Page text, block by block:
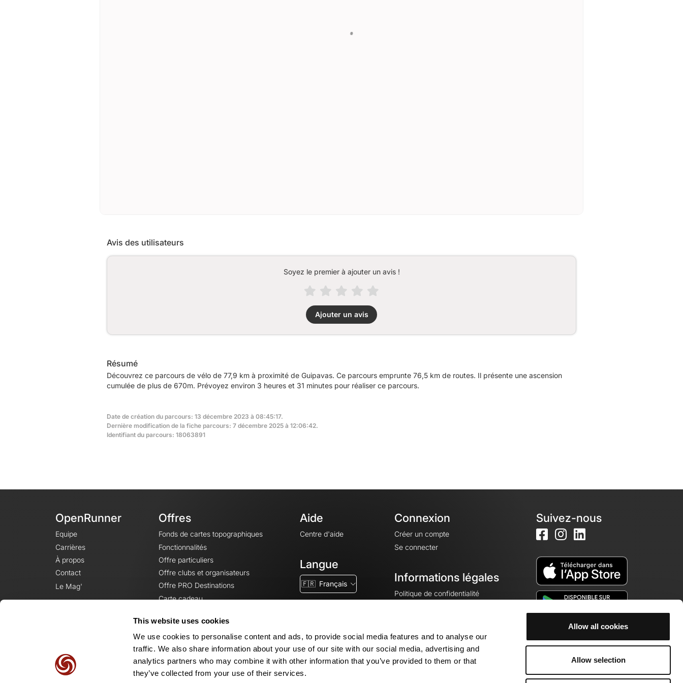
This website uses cookies
We use cookies to personalise content and ads, to provide social media features and to analyse our
traffic. We also share information about your use of our site with our social media, advertising and
analytics partners who may combine it with other information that you’ve provided to them or that
they’ve collected from your use of their services.
Allow all cookies
Allow selection
Avis des utilisateurs
Soyez le premier à ajouter un avis !
Ajouter un avis
Résumé
Découvrez ce parcours de vélo de 77,9 km à proximité de Guipavas. Ce parcours emprunte 76,5 km de routes. Il présente une ascension
cumulée de plus de 670m. Prévoyez environ 3 heures et 31 minutes pour réaliser ce parcours.
Date de création du parcours: 13 décembre 2023 à 08:45:17.
Dernière modification de la fiche parcours: 7 décembre 2025 à 12:06:42.
Identifiant du parcours: 18063891
OpenRunner
Equipe
Carrières
À propos
Contact
Le Mag'
Offres
Fonds de cartes topographiques
Fonctionnalités
Offre particuliers
Offre clubs et organisateurs
Offre PRO Destinations
Carte cadeau
Aide
Centre d'aide
Langue
🇫🇷 Français
Connexion
Créer un compte
Se connecter
Informations légales
Politique de confidentialité
Mentions légales
Paramètres des cookies
Suivez-nous